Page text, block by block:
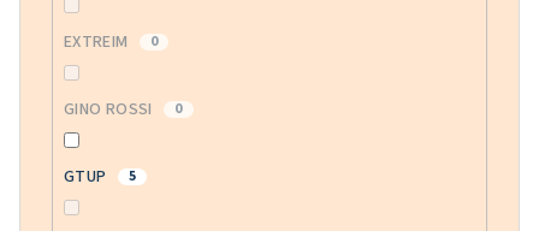
EXTREIM 0
GINO ROSSI 0
GTUP 5